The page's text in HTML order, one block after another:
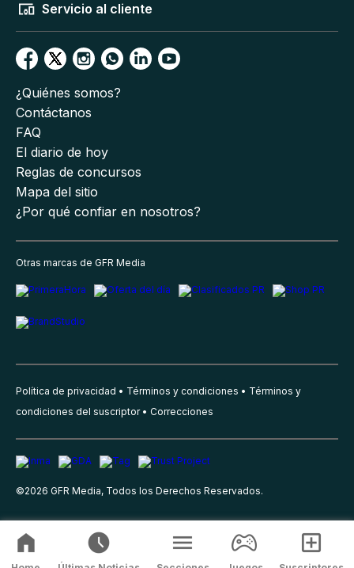
Servicio al cliente
¿Quiénes somos?
Contáctanos
FAQ
El diario de hoy
Reglas de concursos
Mapa del sitio
¿Por qué confiar en nosotros?
Otras marcas de GFR Media
Política de privacidad Términos y condiciones
Términos y
condiciones del suscriptor
Correcciones
©2026 GFR Media, Todos los Derechos Reservados.